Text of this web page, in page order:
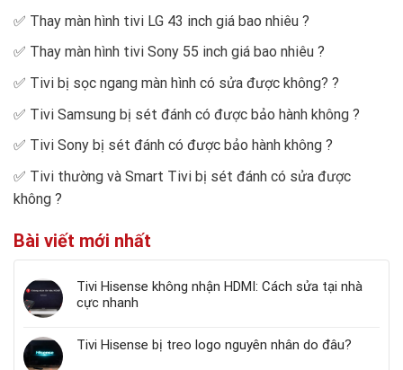
✅ Thay màn hình tivi LG 43 inch giá bao nhiêu ?
✅ Thay màn hình tivi Sony 55 inch giá bao nhiêu ?
✅ Tivi bị sọc ngang màn hình có sửa được không? ?
✅ Tivi Samsung bị sét đánh có được bảo hành không ?
✅ Tivi Sony bị sét đánh có được bảo hành không ?
✅ Tivi thường và Smart Tivi bị sét đánh có sửa được
không ?
Bài viết mới nhất
Tivi Hisense không nhận HDMI: Cách sửa tại nhà
cực nhanh
Tivi Hisense bị treo logo nguyên nhân do đâu?